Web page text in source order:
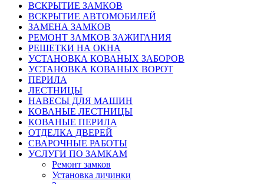
ВСКРЫТИЕ ЗАМКОВ
ВСКРЫТИЕ АВТОМОБИЛЕЙ
ЗАМЕНА ЗАМКОВ
РЕМОНТ ЗАМКОВ ЗАЖИГАНИЯ
РЕШЕТКИ НА ОКНА
УСТАНОВКА КОВАНЫХ ЗАБОРОВ
УСТАНОВКА КОВАНЫХ ВОРОТ
ПЕРИЛА
ЛЕСТНИЦЫ
НАВЕСЫ ДЛЯ МАШИН
КОВАНЫЕ ЛЕСТНИЦЫ
КОВАНЫЕ ПЕРИЛА
ОТДЕЛКА ДВЕРЕЙ
СВАРОЧНЫЕ РАБОТЫ
УСЛУГИ ПО ЗАМКАМ
Ремонт замков
Установка личинки